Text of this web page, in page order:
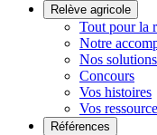
Relève agricole
Tout pour la
Notre
Nos solutions
Concours
Vos histoires
Vos
Références